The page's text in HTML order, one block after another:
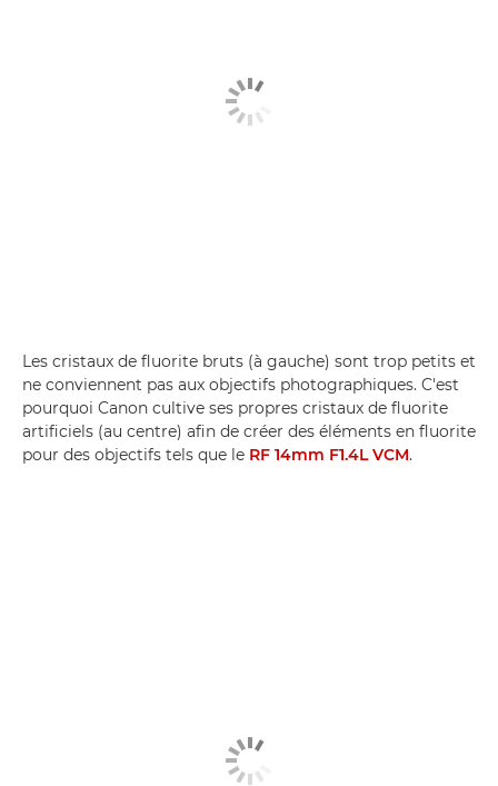
Les cristaux de fluorite bruts (à gauche) sont trop petits et
ne conviennent pas aux objectifs photographiques. C'est
pourquoi Canon cultive ses propres cristaux de fluorite
artificiels (au centre) afin de créer des éléments en fluorite
pour des objectifs tels que le RF 14mm F1.4L VCM.